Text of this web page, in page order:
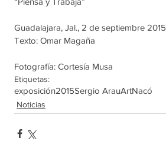
Guadalajara, Jal., 2 de septiembre 2015
Texto: Omar Magaña
Fotografía: Cortesía Musa
Etiquetas:
exposición2015Sergio ArauArtNacó
Noticias